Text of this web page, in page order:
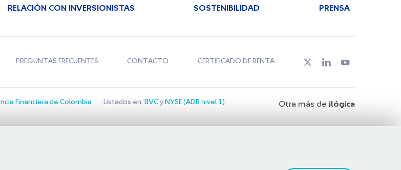
RELACIÓN CON INVERSIONISTAS SOSTENIBILIDAD PRENSA
PREGUNTAS FRECUENTES CONTACTO CERTIFICADO DE RENTA
Financiera de Colombia Listados en: BVCy NYSE (ADR nivel 1) Otra más de ilógica